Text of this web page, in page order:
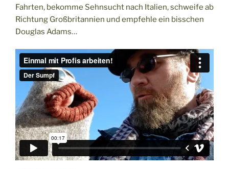
Fahrten, bekomme Sehnsucht nach Italien, schweife ab
Richtung Großbritannien und empfehle ein bisschen
Douglas Adams…